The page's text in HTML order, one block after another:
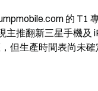
的 T1
主推翻新三星手機及
但生產時間表尚未確